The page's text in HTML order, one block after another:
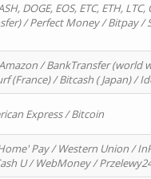
DOGE, EOS, ETC, ETH,
/ Perfect Money / Bitpay /
/ BankTransfer (world
(France) / Bitcash ( Japan) /
Express / Bitcoin
Pay / Western Union /
U / WebMoney /